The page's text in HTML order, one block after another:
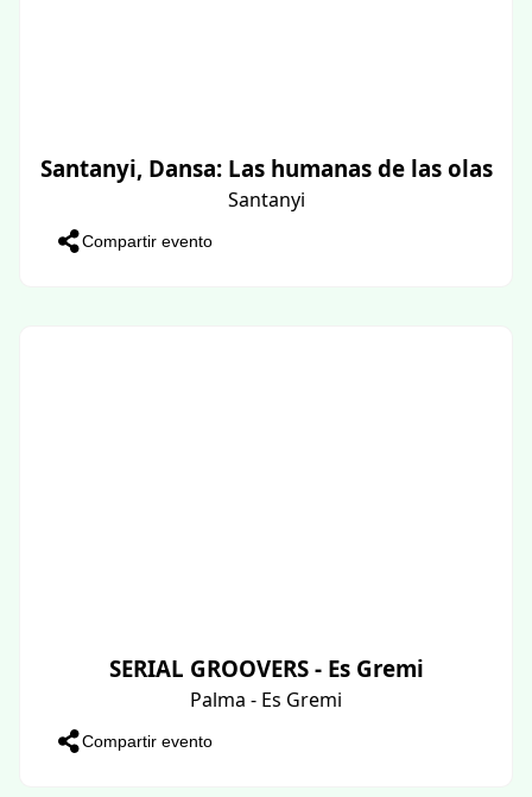
Santanyi, Dansa: Las humanas de las olas
Santanyi
Compartir evento
SERIAL GROOVERS - Es Gremi
Palma - Es Gremi
Compartir evento